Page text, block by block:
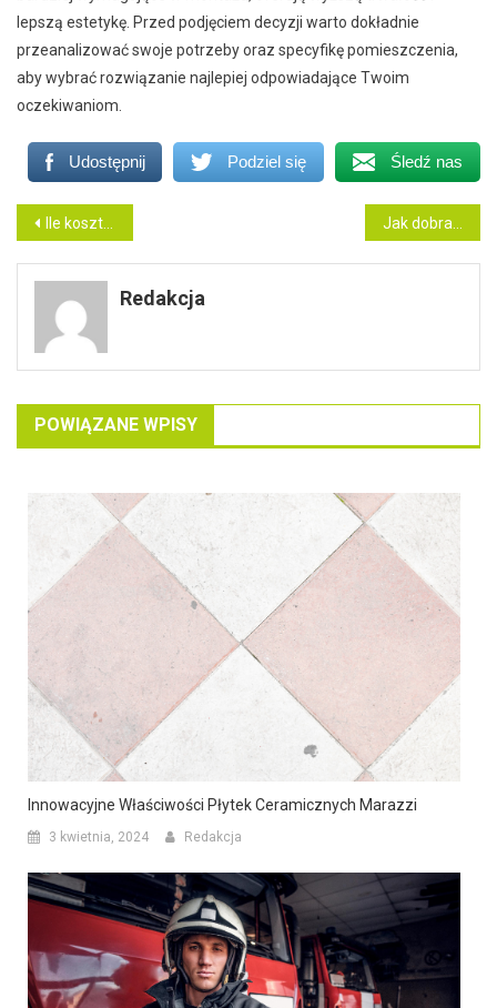
lepszą estetykę. Przed podjęciem decyzji warto dokładnie
przeanalizować swoje potrzeby oraz specyfikę pomieszczenia,
aby wybrać rozwiązanie najlepiej odpowiadające Twoim
oczekiwaniom.
Udostępnij Podziel się Śledź nas
Nawigacja
wpisu
Ile kosztuje aparat rozszerzający szczękę?
Redakcja
POWIĄZANE WPISY
Innowacyjne Właściwości Płytek Ceramicznych Marazzi
3 kwietnia, 2024 Redakcja